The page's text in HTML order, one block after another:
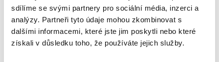
sdílíme se svými partnery pro sociální média, inzerci a
analýzy. Partneři tyto údaje mohou zkombinovat s
dalšími informacemi, které jste jim poskytli nebo které
získali v důsledku toho, že používáte jejich služby.
Anja Kofmel
Švýcar Chris